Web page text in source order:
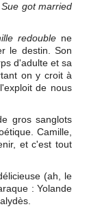
got married
redoublene
le destin. Son
d'adulte et sa
on y croit à
de nous
gros sanglots
Camille,
et c'est tout
(ah, le
: Yolande